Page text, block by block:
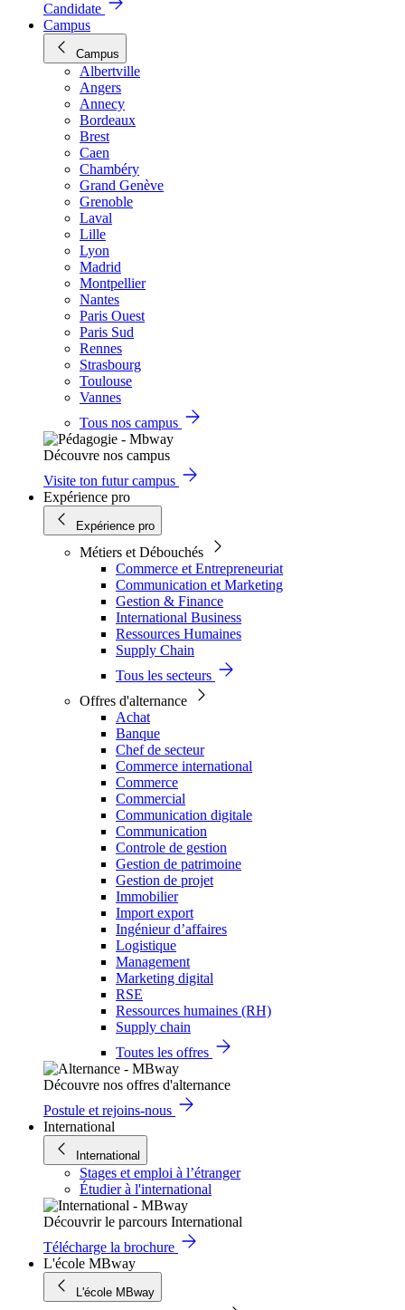
Candidate
Campus
Campus
Albertville
Angers
Annecy
Bordeaux
Brest
Caen
Chambéry
Grand Genève
Grenoble
Laval
Lille
Lyon
Madrid
Montpellier
Nantes
Paris Ouest
Paris Sud
Rennes
Strasbourg
Toulouse
Vannes
Tous nos campus
Découvre nos campus
Visite ton futur campus
Expérience pro
Expérience pro
Métiers et Débouchés
Commerce et Entrepreneuriat
Communication et Marketing
Gestion & Finance
International Business
Ressources Humaines
Supply Chain
Tous les secteurs
Offres d'alternance
Achat
Banque
Chef de secteur
Commerce international
Commerce
Commercial
Communication digitale
Communication
Controle de gestion
Gestion de patrimoine
Gestion de projet
Immobilier
Import export
Ingénieur d’affaires
Logistique
Management
Marketing digital
RSE
Ressources humaines (RH)
Supply chain
Toutes les offres
Découvre nos offres d'alternance
Postule et rejoins-nous
International
International
Stages et emploi à l’étranger
Étudier à l'international
Découvrir le parcours International
Télécharge la brochure
L'école MBway
L'école MBway